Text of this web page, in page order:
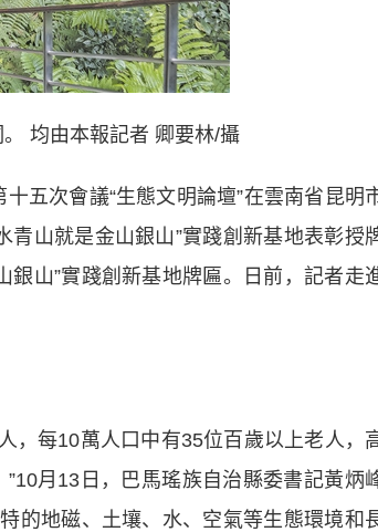
均由本報記者 卿要林/攝
次會議“生態文明論壇”在雲南省昆明
青山就是金山銀山”實踐創新基地表彰授
山”實踐創新基地牌匾。日前，記者走
每10萬人口中有35位百歲以上老人，
月13日，巴馬瑤族自治縣委書記黃炳
的地磁、土壤、水、空氣等生態環境和